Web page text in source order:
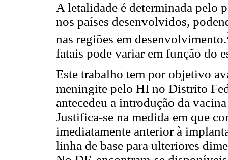
A letalidade é determinada pelo
nos países desenvolvidos,
nas regiões em desenvolvimento.
fatais pode variar em função do
Este trabalho tem por objetivo
meningite pelo HI no Distrito
antecedeu a introdução da
Justifica-se na medida em que
imediatamente anterior à
linha de base para ulteriores